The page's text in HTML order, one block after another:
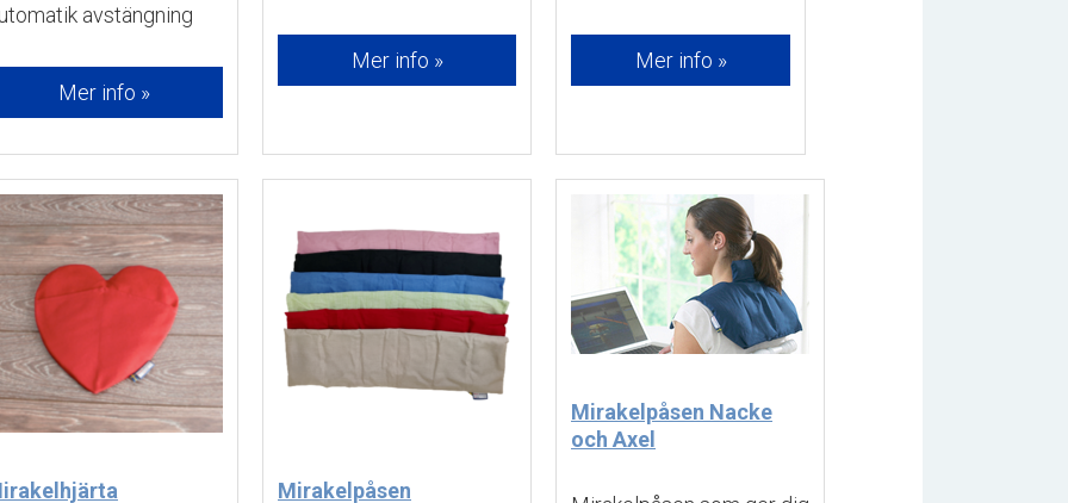
avstängning
Mer info »
Mer info » Mer info »
Mirakelpåsen
Mirakelpåsen Nacke
och Axel